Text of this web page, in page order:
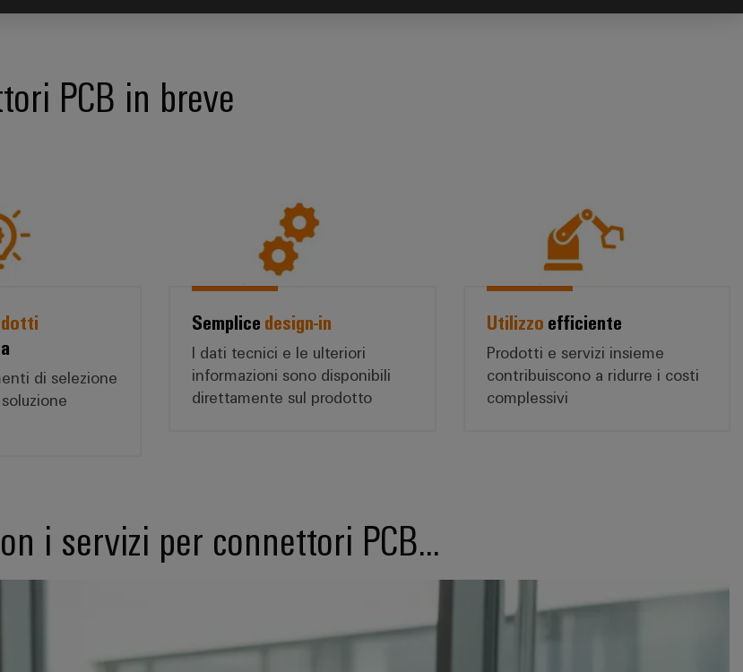
PCB in breve
di selezione
Semplice design-in
I dati tecnici e le ulteriori
informazioni sono disponibili
direttamente sul prodotto
Utilizzo efficiente
Prodotti e servizi insieme
contribuiscono a ridurre i costi
complessivi
i servizi per connettori PCB...